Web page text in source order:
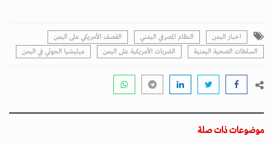
اخبار اليمن النظام المصرفي اليمني
القصف الأمريكي على اليمن
السلطات الصحية اليمنية
الضربات الأمريكية على اليمن ميليشيا الحوثي في اليمن
موضوعات ذات صلة